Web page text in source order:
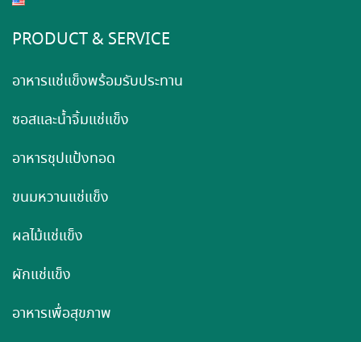
PRODUCT & SERVICE
อาหารแช่แข็งพร้อมรับประทาน
ซอสและน้ำจิ้มแช่แข็ง
อาหารชุปแป้งทอด
ขนมหวานแช่แข็ง
ผลไม้แช่แข็ง
ผักแช่แข็ง
อาหารเพื่อสุขภาพ